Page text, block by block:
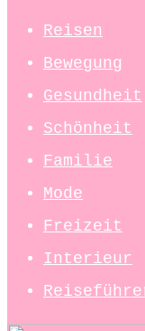
Reisen
Bewegung
Gesundheit
Schönheit
Familie
Mode
Freizeit
Interieur